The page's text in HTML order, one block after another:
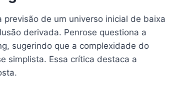
previsão de um universo inicial de baixa
derivada. Penrose questiona a
sugerindo que a complexidade do
simplista. Essa crítica destaca a